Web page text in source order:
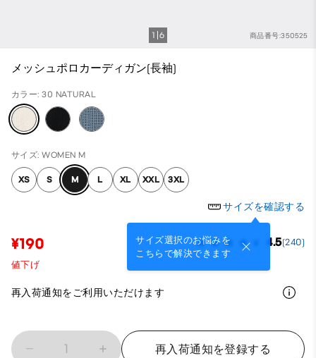
商品番号:350525
1 6
メッシュポロカーディガン(長袖)
カラー: 30 NATURAL
サイズ: WOMEN M
XS S M L XL XXL 3XL
サイズを確認する
サイズ選択のお悩みを
こちらで解決できます
¥190 4.5(240)
値下げ
再入荷通知をご利用いただけます
1 再入荷通知を登録する